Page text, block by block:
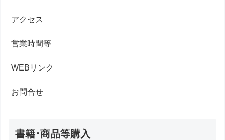
アクセス
営業時間等
WEBリンク
お問合せ
書籍･商品等購入